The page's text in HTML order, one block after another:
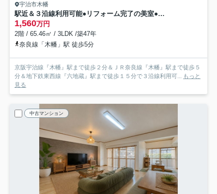
宇治市木幡
駅近＆３沿線利用可能●リフォーム完了の美室●南向き３ＬＤＫ●ペット飼育可能●ユニ宇治マンション１号棟
1,560万円
2階 / 65.46㎡ / 3LDK /築47年
奈良線「木幡」駅 徒歩5分
京阪宇治線『木幡』駅まで徒歩２分＆ＪＲ奈良線『木幡』駅まで徒歩５
分＆地下鉄東西線『六地蔵』駅まで徒歩１５分で３沿線利用可... もっと
見る
中古マンション